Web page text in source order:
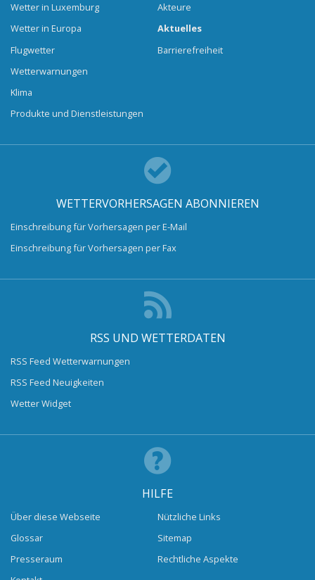
Wetter in Luxemburg
Wetter in Europa
Flugwetter
Wetterwarnungen
Klima
Produkte und Dienstleistungen
Akteure
Aktuelles
Barrierefreiheit
WETTERVORHERSAGEN ABONNIEREN
Einschreibung für Vorhersagen per E-Mail
Einschreibung für Vorhersagen per Fax
RSS UND WETTERDATEN
RSS Feed Wetterwarnungen
RSS Feed Neuigkeiten
Wetter Widget
HILFE
Über diese Webseite
Glossar
Presseraum
Nützliche Links
Sitemap
Rechtliche Aspekte